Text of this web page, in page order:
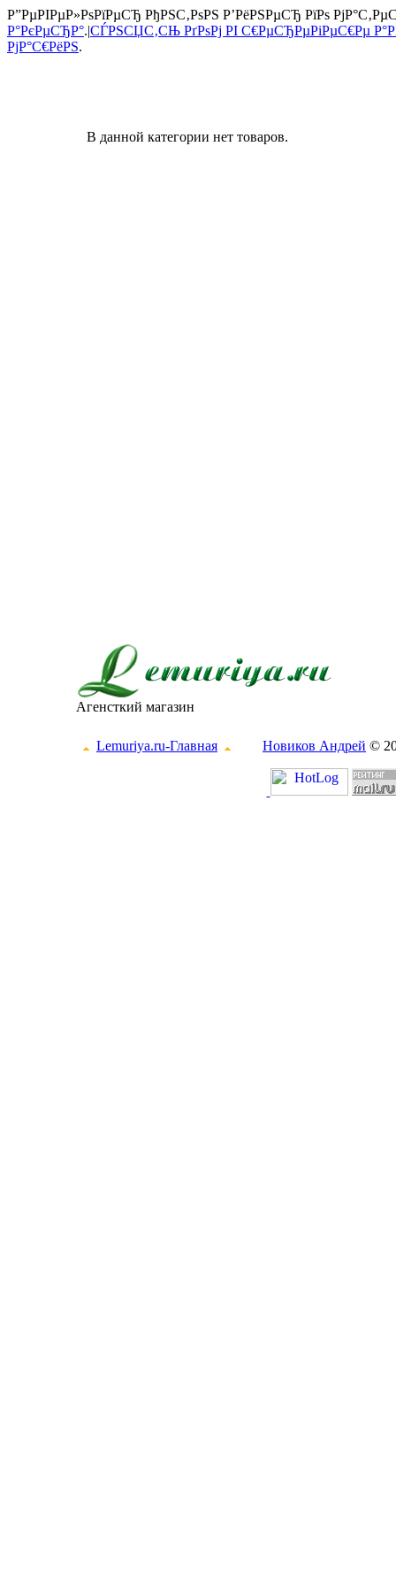
Р”РµРІРµР»РѕРїРµСЂ РђРЅС‚РѕРЅ Р’РёРЅРµСЂ РїРѕ
Р°РєРµСЂР°.|СЃРЅСЏС‚СЊ РґРѕРј РІ С€РµСЂРµРіРµС€Рµ
РјР°С€РёРЅ.
В данной категории нет товаров.
Агенсткий магазин
Lemuriya.ru-Главная Новиков Андрей ©